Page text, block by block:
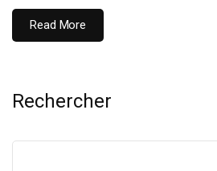
Read More
Rechercher